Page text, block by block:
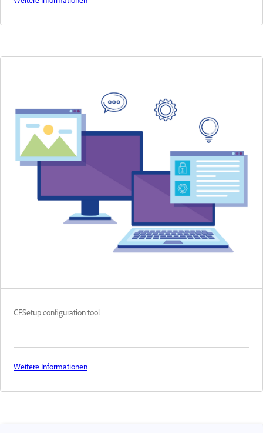
CFSetup configuration tool
Weitere Informationen